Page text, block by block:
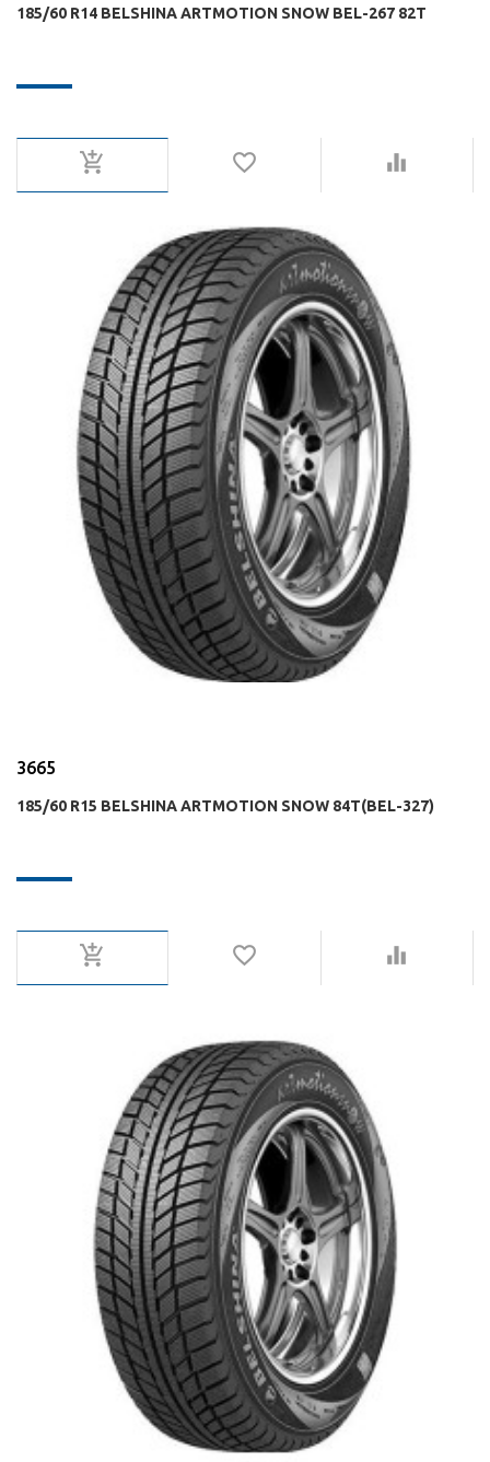
185/60 R14 BELSHINA ARTMOTION SNOW BEL-267 82T
3665
185/60 R15 BELSHINA ARTMOTION SNOW 84T(BEL-327)